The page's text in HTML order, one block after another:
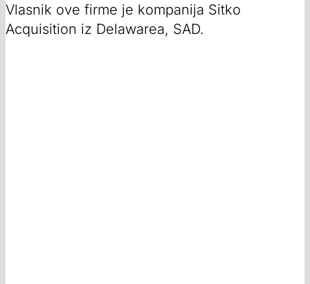
Vlasnik ove firme je kompanija Sitko
Acquisition iz Delawarea, SAD.